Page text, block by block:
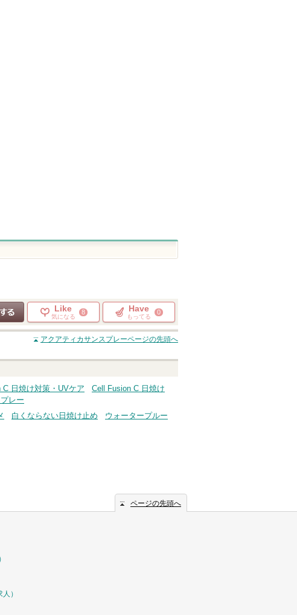
する
Like
気になる
8 Have
もってる
0
アクアティカサンスプレーページの先頭へ
C 日焼け対策・UVケア
Cell Fusion C 日焼け
レー
白くならない日焼け止め
ウォータープルー
ページの先頭へ
）